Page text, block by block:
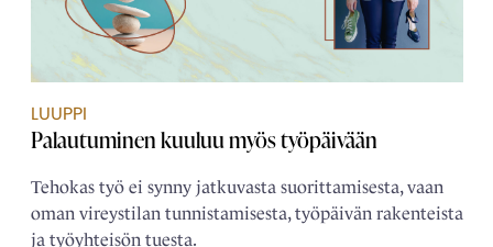
LUUPPI
Palautuminen kuuluu myös työpäivään
Tehokas työ ei synny jatkuvasta suorittamisesta, vaan
oman vireystilan tunnistamisesta, työpäivän rakenteista
ja työyhteisön tuesta.